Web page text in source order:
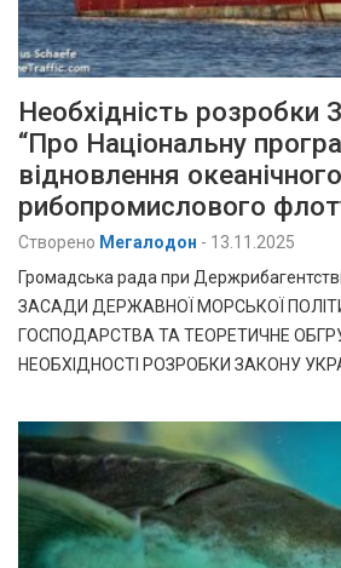
Необхідність розробки
“Про Національну
відновлення океанічного
рибопромислового
Створено Мегалодон - 13.11.2025
Громадська рада при
ЗАСАДИ ДЕРЖАВНОЇ МОРСЬКОЇ
ГОСПОДАРСТВА ТА ТЕОРЕТИЧНЕ
НЕОБХІДНОСТІ РОЗРОБКИ ЗАКОНУ